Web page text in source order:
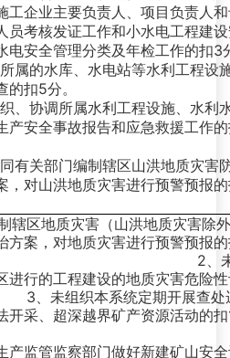
工企业主要负责人、项目负责人
员考核发证工作和小水电工程建
电安全管理分类及年检工作的扣3
属的水库、水电站等水利工程设
的扣5分。
、协调所属水利工程设施、水利
产安全事故报告和应急救援工作
有关部门编制辖区山洪地质灾害
，对山洪地质灾害进行预警预报
辖区地质灾害（山洪地质灾害除
方案，对地质灾害进行预警预报
2、未对
进行的工程建设的地质灾害危险
3、未组织本系统定期开展查处
开采、超深越界矿产资源活动的
； 4
产监管监察部门做好新建矿山安